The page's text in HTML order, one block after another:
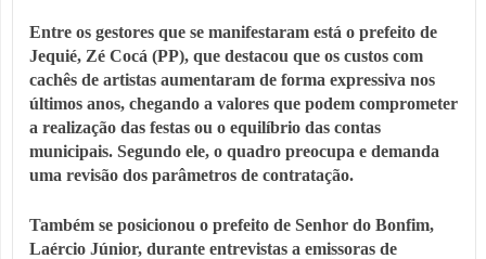
Entre os gestores que se manifestaram está o prefeito de
Jequié, Zé Cocá (PP), que destacou que os custos com
cachês de artistas aumentaram de forma expressiva nos
últimos anos, chegando a valores que podem comprometer
a realização das festas ou o equilíbrio das contas
municipais. Segundo ele, o quadro preocupa e demanda
uma revisão dos parâmetros de contratação.
Também se posicionou o prefeito de Senhor do Bonfim,
Laércio Júnior, durante entrevistas a emissoras de